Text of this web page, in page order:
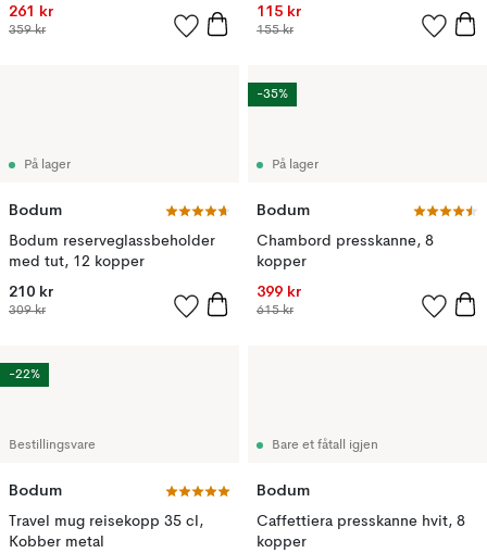
261 kr
359 kr
115 kr
155 kr
På lager
Bodum
Bodum reserveglassbeholder
med tut, 12 kopper
210 kr
309 kr
På lager
Bodum
Chambord presskanne, 8
kopper
399 kr
615 kr
-35%
Bestillingsvare
Bodum
Travel mug reisekopp 35 cl,
Kobber metal
-22%
Bare et fåtall igjen
Bodum
Caffettiera presskanne hvit, 8
kopper